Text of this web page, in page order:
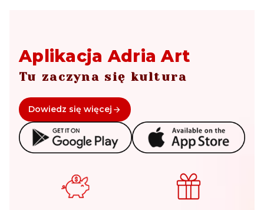
Aplikacja Adria Art
Tu zaczyna się kultura
Dowiedz się więcej